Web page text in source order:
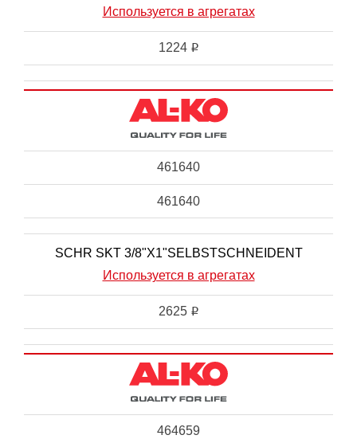
Используется в агрегатах
1224 i
461640
461640
SCHR SKT 3/8"X1"SELBSTSCHNEIDENT
Используется в агрегатах
2625 i
464659